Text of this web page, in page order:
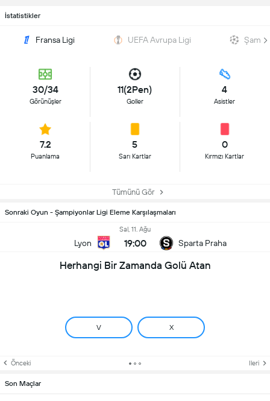
İstatistikler
Fransa Ligi UEFA Avrupa Ligi
30/34
Görünüşler
11(2Pen)
Goller
4
Asistler
7.2
Puanlama
5
Sarı Kartlar
0
Kırmızı Kartlar
Tümünü Gör
Sonraki Oyun - Şampiyonlar Ligi Eleme Karşılaşmaları
Lyon
Sal, 11. Ağu
19:00 Sparta Praha
Herhangi Bir Zamanda Golü Atan
V X
Önceki Ileri
Son Maçlar